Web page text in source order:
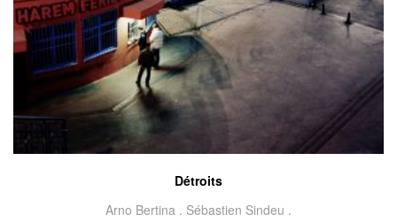
Détroits
Arno Bertina . Sébastien Sindeu .